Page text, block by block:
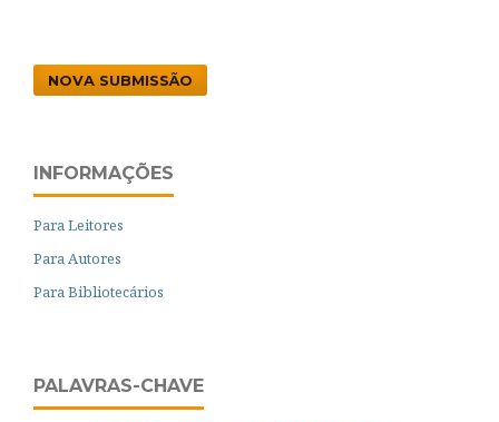
NOVA SUBMISSÃO
INFORMAÇÕES
Para Leitores
Para Autores
Para Bibliotecários
PALAVRAS-CHAVE